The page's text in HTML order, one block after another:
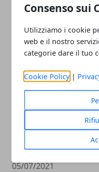
Consenso sui
Utilizziamo i cookie
web e il nostro
categorie dare il tuo
Cookie Policy |
I paperoni della
redditizio
05/07/2021